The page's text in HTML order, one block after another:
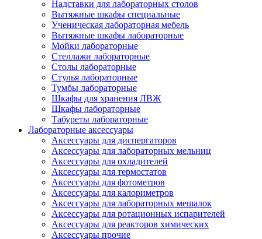
Надставки для лабораторных столов
Вытяжные шкафы специальные
Ученическая лабораторная мебель
Вытяжные шкафы лабораторные
Мойки лабораторные
Стеллажи лабораторные
Столы лабораторные
Стулья лабораторные
Тумбы лабораторные
Шкафы для хранения ЛВЖ
Шкафы лабораторные
Табуреты лабораторные
Лабораторные аксессуары
Аксессуары для диспергаторов
Аксессуары для лабораторных мельниц
Аксессуары для охладителей
Аксессуары для термостатов
Аксессуары для фотометров
Аксессуары для калориметров
Аксессуары для лабораторных мешалок
Аксессуары для ротационных испарителей
Аксессуары для реакторов химических
Аксессуары прочие